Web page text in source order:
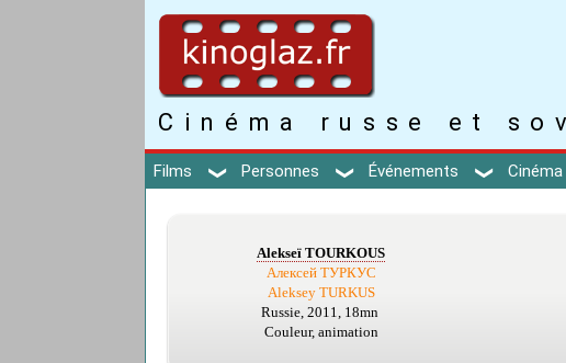
Cinéma russe et
Films Personnes Événements
Alekseï TOURKOUS
Алексей ТУРКУС
Aleksey TURKUS
Russie, 2011, 18mn
Couleur, animation